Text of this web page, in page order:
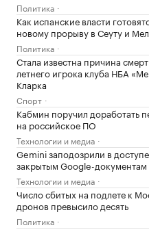
Политика
Как испанские власти
новому прорыву в Сеуту и
Политика
Стала известна причина
летнего игрока клуба НБА
Кларка
Спорт
Кабмин поручил доработать
на российское ПО
Технологии и медиа
Gemini заподозрили в
закрытым Google-документам
Технологии и медиа
Число сбитых на подлете к
дронов превысило десять
Политика